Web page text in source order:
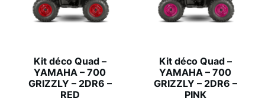
Kit déco Quad –
YAMAHA – 700
GRIZZLY – 2DR6 –
RED
Kit déco Quad –
YAMAHA – 700
GRIZZLY – 2DR6 –
PINK